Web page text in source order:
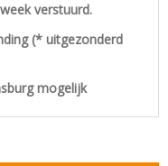
verstuurd.
(* uitgezonderd
mogelijk